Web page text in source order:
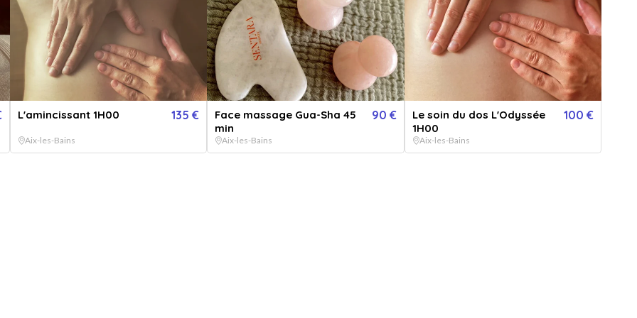
L'amincissant 1H00 135 €
Aix-les-Bains
Face massage Gua-Sha 45
min
90 €
Aix-les-Bains
Le soin du dos L'Odyssée
1H00
100 €
Aix-les-Bains
& vos tensions.